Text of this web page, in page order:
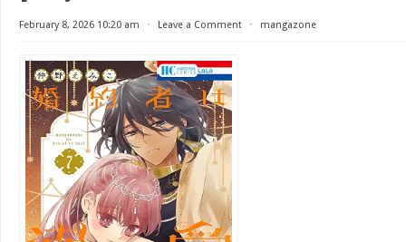
February 8, 2026 10:20 am ⋅ Leave a Comment ⋅ mangazone